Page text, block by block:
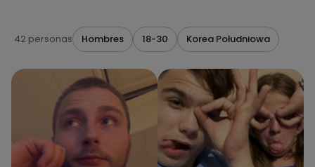
42 personas Hombres 18-30 Korea Południowa